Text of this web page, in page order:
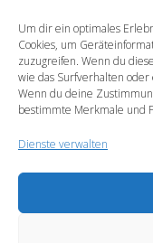
Um dir ein optimales
Cookies, um
zuzugreifen. Wenn du
wie das Surfverhalten
Wenn du deine
bestimmte Merkmale und
Dienste verwalten
©